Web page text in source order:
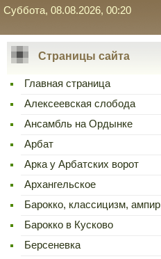
Суббота, 08.08.2026, 00:20
Страницы сайта
Главная страница
Алексеевская слобода
Ансамбль на Ордынке
Арбат
Арка у Арбатских ворот
Архангельское
Барокко, классицизм, ампир
Барокко в Кусково
Берсеневка